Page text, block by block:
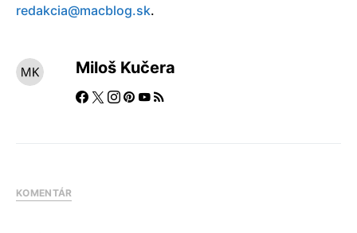
redakcia@macblog.sk.
Miloš Kučera
KOMENTÁR